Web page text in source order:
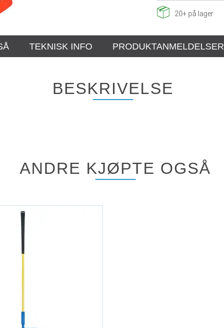
20+ på lager
TEKNISK INFO PRODUKTANMELDELSER
BESKRIVELSE
ANDRE KJØPTE OGSÅ